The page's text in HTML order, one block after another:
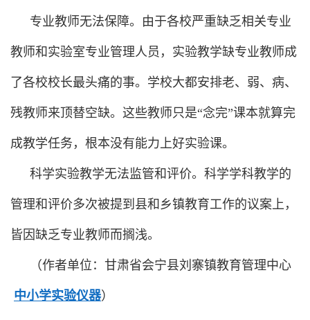
专业教师无法保障。由于各校严重缺乏相关专业
教师和实验室专业管理人员，实验教学缺专业教师成
了各校校长最头痛的事。学校大都安排老、弱、病、
残教师来顶替空缺。这些教师只是“念完”课本就算完
成教学任务，根本没有能力上好实验课。
科学实验教学无法监管和评价。科学学科教学的
管理和评价多次被提到县和乡镇教育工作的议案上，
皆因缺乏专业教师而搁浅。
（作者单位：甘肃省会宁县刘寨镇教育管理中心
中小学实验仪器）